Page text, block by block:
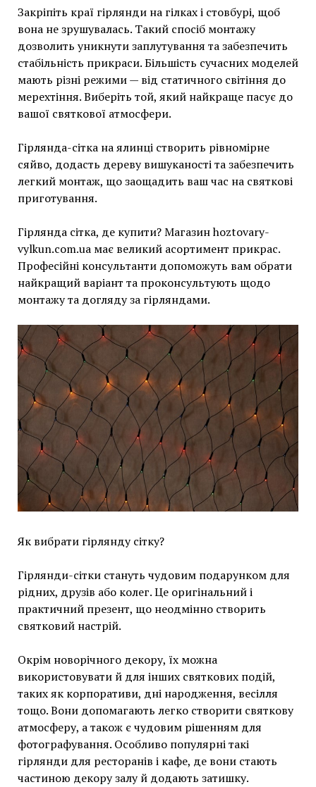
Закріпіть краї гірлянди на гілках і стовбурі, щоб
вона не зрушувалась. Такий спосіб монтажу
дозволить уникнути заплутування та забезпечить
стабільність прикраси. Більшість сучасних моделей
мають різні режими — від статичного світіння до
мерехтіння. Виберіть той, який найкраще пасує до
вашої святкової атмосфери.
Гірлянда-сітка на ялинці створить рівномірне
сяйво, додасть дереву вишуканості та забезпечить
легкий монтаж, що заощадить ваш час на святкові
приготування.
Гірлянда сітка, де купити? Магазин hoztovary-
vylkun.com.ua має великий асортимент прикрас.
Професійні консультанти допоможуть вам обрати
найкращий варіант та проконсультують щодо
монтажу та догляду за гірляндами.
Як вибрати гірлянду сітку?
Гірлянди-сітки стануть чудовим подарунком для
рідних, друзів або колег. Це оригінальний і
практичний презент, що неодмінно створить
святковий настрій.
Окрім новорічного декору, їх можна
використовувати й для інших святкових подій,
таких як корпоративи, дні народження, весілля
тощо. Вони допомагають легко створити святкову
атмосферу, а також є чудовим рішенням для
фотографування. Особливо популярні такі
гірлянди для ресторанів і кафе, де вони стають
частиною декору залу й додають затишку.